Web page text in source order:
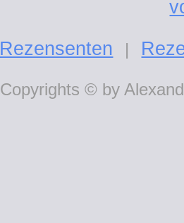
Rezensenten
|
Copyrights © by